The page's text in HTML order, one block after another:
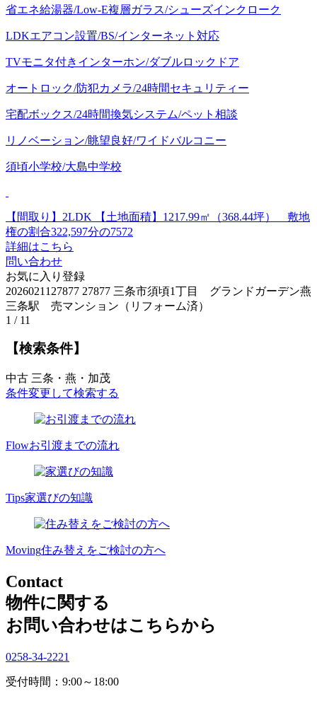
省エネ給湯器/Low-E複層ガラス/シューズインクローク
LDKエアコン設置/BS/インターネット対応
TVモニタ付きインターホン/ダブルロックドア
オートロック/防犯カメラ/24時間セキュリティー
宅配ボックス/24時間換気システム/ペット相談
リノベーション/眺望良好/ワイドバルコニー
須頃小学校/大島中学校
【間取り】2LDK
【土地面積】1217.99㎡（368.44坪） 敷地
権の割合322,597分の7572
詳細はこちら
問い合わせ
お気に入り登録
2026021127877 27877 三条市須頃1丁目 グランドガーデン燕
三条駅 売マンション（リフォーム済）
1 / 11
【検索条件】
中古 三条・燕・加茂
条件変更して検索する
Flowお引渡までの流れ
Tips家選びの知識
Moving住み替えをご検討の方へ
Contact
物件に関する
お問い合わせはこちらから
0258-34-2221
受付時間：9:00～18:00